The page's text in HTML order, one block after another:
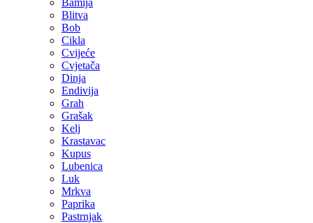
Bamija
Blitva
Bob
Cikla
Cvijeće
Cvjetača
Dinja
Endivija
Grah
Grašak
Kelj
Krastavac
Kupus
Lubenica
Luk
Mrkva
Paprika
Pastrnjak